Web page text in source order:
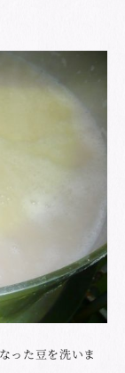
った豆を洗いま